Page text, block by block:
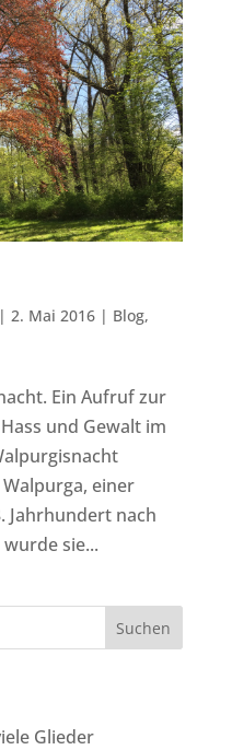
| 2. Mai 2016| Blog,
Ein Aufruf zur
und Gewalt im
einer
Jahrhundert nach
sie...
Glieder